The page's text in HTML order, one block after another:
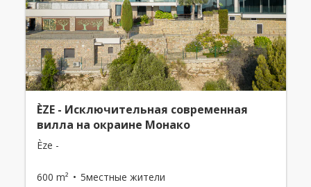
ÈZE - Исключительная современная
вилла на окраине Монако
Èze -
600 m² 5местные жители